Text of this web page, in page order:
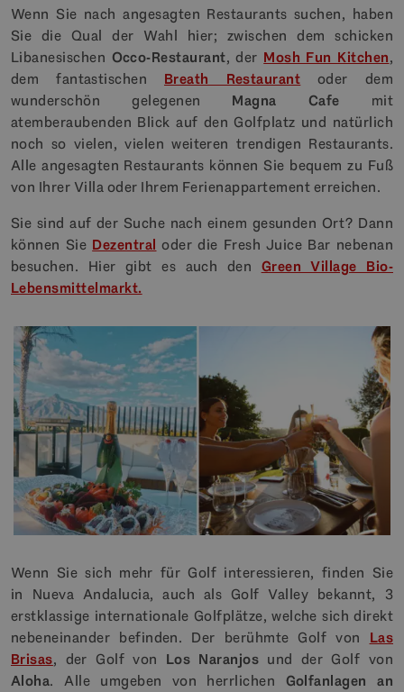
Wenn Sie nach angesagten Restaurants suchen, haben
Sie die Qual der Wahl hier; zwischen dem schicken
Libanesischen Occo-Restaurant, der Mosh Fun Kitchen,
dem fantastischen Breath Restaurant oder dem
wunderschön gelegenen Magna Cafe mit
atemberaubenden Blick auf den Golfplatz und natürlich
noch so vielen, vielen weiteren trendigen Restaurants.
Alle angesagten Restaurants können Sie bequem zu Fuß
von Ihrer Villa oder Ihrem Ferienappartement erreichen.
Sie sind auf der Suche nach einem gesunden Ort? Dann
können Sie Dezentral oder die Fresh Juice Bar nebenan
besuchen. Hier gibt es auch den Green Village Bio-
Lebensmittelmarkt.
Wenn Sie sich mehr für Golf interessieren, finden Sie
in Nueva Andalucia, auch als Golf Valley bekannt, 3
erstklassige internationale Golfplätze, welche sich direkt
nebeneinander befinden. Der berühmte Golf von Las
Brisas, der Golf von Los Naranjos und der Golf von
Aloha. Alle umgeben von herrlichen Golfanlagen an